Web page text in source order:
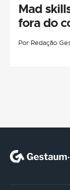
Mad
fora do
Por Redação